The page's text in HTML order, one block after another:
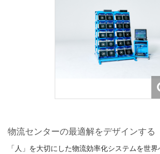
物流センターの最適解をデザインする
「人」を大切にした物流効率化システムを世界